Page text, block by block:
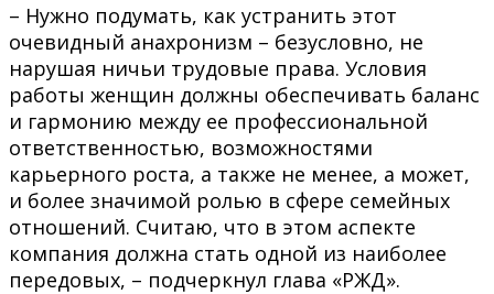
– Нужно подумать, как устранить этот
очевидный анахронизм – безусловно, не
нарушая ничьи трудовые права. Условия
работы женщин должны обеспечивать баланс
и гармонию между ее профессиональной
ответственностью, возможностями
карьерного роста, а также не менее, а может,
и более значимой ролью в сфере семейных
отношений. Считаю, что в этом аспекте
компания должна стать одной из наиболее
передовых, – подчеркнул глава «РЖД».